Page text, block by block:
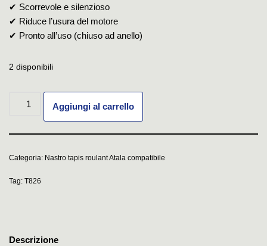
✔ Scorrevole e silenzioso
✔ Riduce l’usura del motore
✔ Pronto all’uso (chiuso ad anello)
2 disponibili
Aggiungi al carrello
Categoria: Nastro tapis roulant Atala compatibile
Tag: T826
Descrizione